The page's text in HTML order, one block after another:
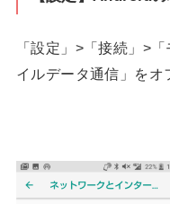
「設定」>「接続」>
イルデータ通信」をオ